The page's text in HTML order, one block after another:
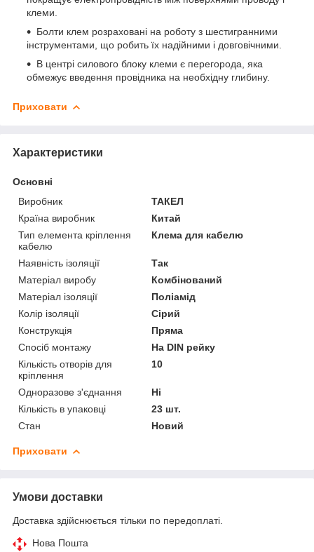
клеми.
Болти клем розраховані на роботу з шестигранними
інструментами, що робить їх надійними і довговічними.
В центрі силового блоку клеми є перегорода, яка
обмежує введення провідника на необхідну глибину.
Приховати
Характеристики
Основні
Виробник
ТАКЕЛ
Країна виробник
Китай
Тип елемента кріплення
кабелю
Клема для кабелю
Наявність ізоляції
Так
Матеріал виробу
Комбінований
Матеріал ізоляції
Поліамід
Колір ізоляції
Сірий
Конструкція
Пряма
Спосіб монтажу
На DIN рейку
Кількість отворів для
кріплення
10
Одноразове з'єднання
Ні
Кількість в упаковці
23 шт.
Стан
Новий
Приховати
Умови доставки
Доставка здійснюється тільки по передоплаті.
Нова Пошта